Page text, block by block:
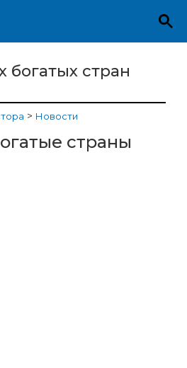
богатых стран
> Новости
страны